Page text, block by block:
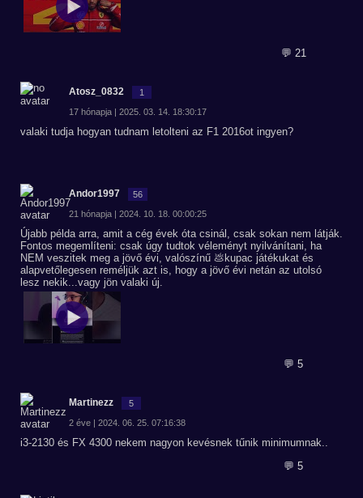
💬 21
Atosz_0832 1
17 hónapja | 2025. 03. 14. 18:30:17
valaki tudja hogyan tudnam letolteni az F1 2016ot ingyen?
Andor1997 56
21 hónapja | 2024. 10. 18. 00:00:25
Újabb példa arra, amit a cég évek óta csinál, csak sokan nem látják.
Fontos megemlíteni: csak úgy tudtok véleményt nyilvánítani, ha
NEM veszitek meg a jövő évi, valószínű 💩kupac játékukat és
alapvetőlegesen reméljük azt is, hogy a jövő évi netán az utolsó
lesz nekik...vagy jön valaki új.
💬 5
Martinezz 5
2 éve | 2024. 06. 25. 07:16:38
i3-2130 és FX 4300 nekem nagyon kevésnek tűnik minimumnak..
💬 5